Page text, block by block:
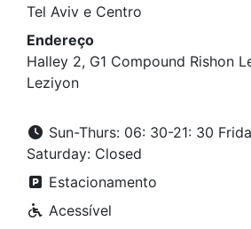
Tel Aviv e Centro
Endereço
Halley 2, G1 Compound Rishon
Leziyon
Sun-Thurs: 06: 30-21: 30
Saturday: Closed
Estacionamento
Acessível